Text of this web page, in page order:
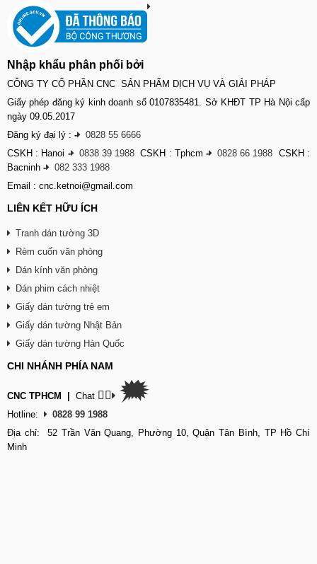
Nhập khẩu phân phối bởi
CÔNG TY CỔ PHẦN CNC SẢN PHẨM DỊCH VỤ VÀ GIẢI PHÁP
Giấy phép đăng ký kinh doanh số 0107835481. Sở KHĐT TP Hà Nội cấp
ngày 09.05.2017
Đăng ký đại lý : -
0828 55 6666
CSKH : Hanoi - 0838 39 1988 CSKH : Tphcm- 0828 66 1988 CSKH :
Bacninh -
082 333 1988
Email : cnc.ketnoi@gmail.com
LIÊN KẾT HỮU ÍCH
Tranh dán tường 3D
Rèm cuốn văn phòng
Dán kính văn phòng
Dán phim cách nhiệt
Giấy dán tường trẻ em
Giấy dán tường Nhật Bản
Giấy dán tường Hàn Quốc
CHI NHÁNH PHÍA NAM
CNC TPHCM Chat 👉🏽 🗯
Hotline:
0828 99 1988
Địa chỉ: 52 Trần Văn Quang, Phường 10, Quận Tân Bình, TP Hồ Chí
Minh